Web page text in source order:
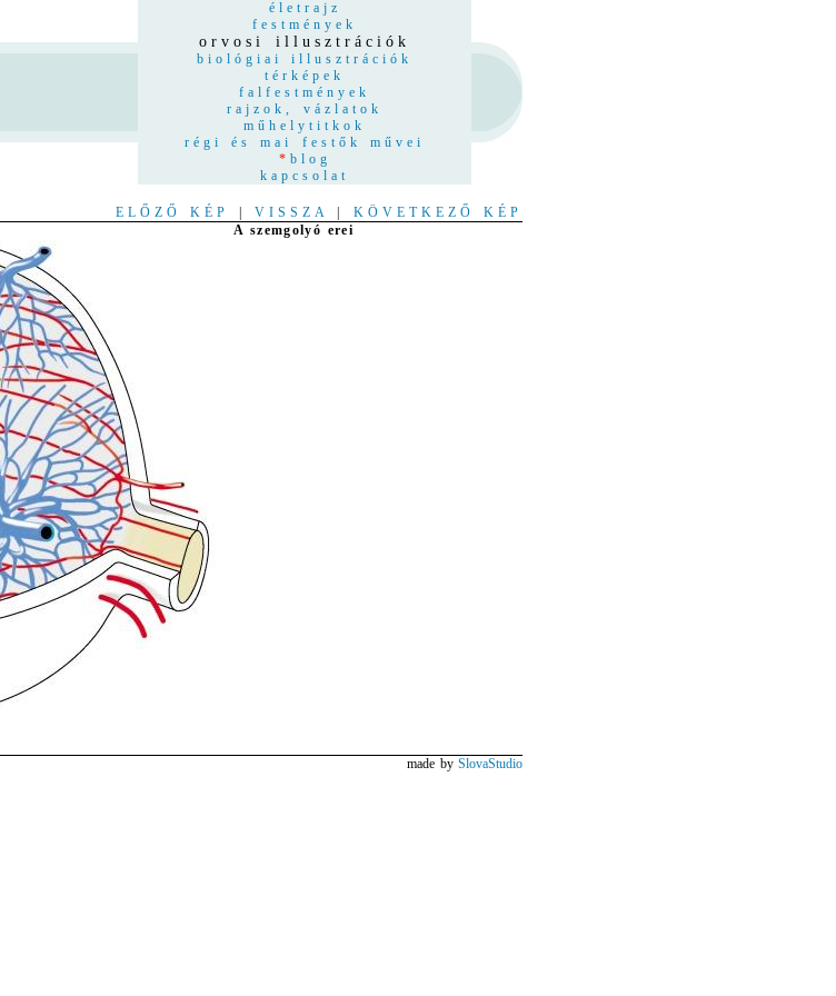
életrajz
festmények
orvosi illusztrációk
biológiai illusztrációk
térképek
falfestmények
rajzok, vázlatok
műhelytitkok
régi és mai festők művei
* blog
kapcsolat
ELŐZŐ KÉP VISSZA
KÖVETKEZŐ KÉP
A szemgolyó erei
made by SlovaStudio